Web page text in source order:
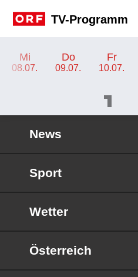
TV-Programm
Mi
08.07.
Do
09.07.
Fr
10.07.
News
Sport
Wetter
Österreich